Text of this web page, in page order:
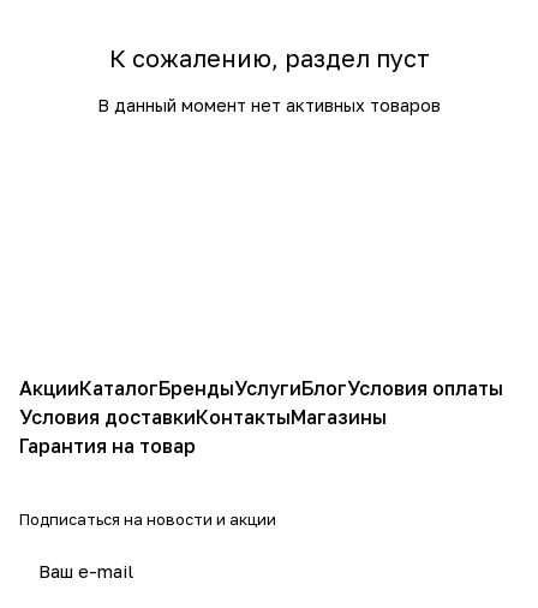
К сожалению, раздел пуст
В данный момент нет активных товаров
АкцииКаталогБрендыУслугиБлогУсловия оплаты
Условия доставкиКонтактыМагазины
Гарантия на товар
Подписаться на новости и акции